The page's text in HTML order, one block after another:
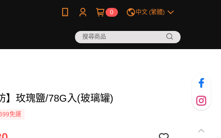
0 中文 (繁體)
】玫瑰鹽/78G入(玻璃罐)
免運